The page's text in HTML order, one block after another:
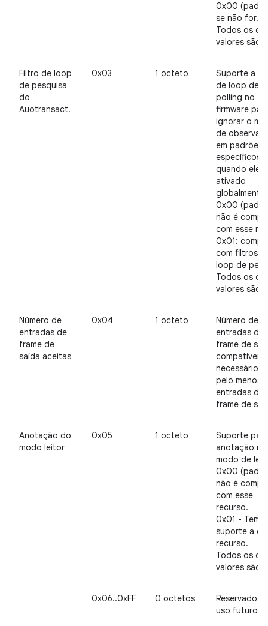
0x00
se não for.
Todos os
valores são
Filtro de loop
de pesquisa
do
Auotransact.
0x03 1 octeto
Suporte a
de loop de
polling no
firmware
ignorar o
de
em padrões
específicos
quando ele
ativado
globalmente.
0x00
não é
com esse
0x01:
com filtros
loop de
Todos os
valores são
Número de
entradas de
frame de
saída aceitas
0x04 1 octeto
Número de
entradas de
frame de
compatíveis.
necessário
pelo menos
entradas de
frame de
Anotação do
modo leitor
0x05 1 octeto
Suporte para
anotação no
modo de
0x00
não é
com esse
recurso.
0x01 - Tem
suporte a
recurso.
Todos os
valores são
0x06..0xFF 0 octetos
Reservado
uso futuro